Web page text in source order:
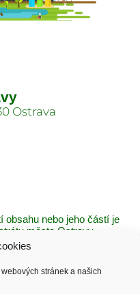
stránek a našich
Ostrava
obsahu nebo jeho částí je
města Ostravy.